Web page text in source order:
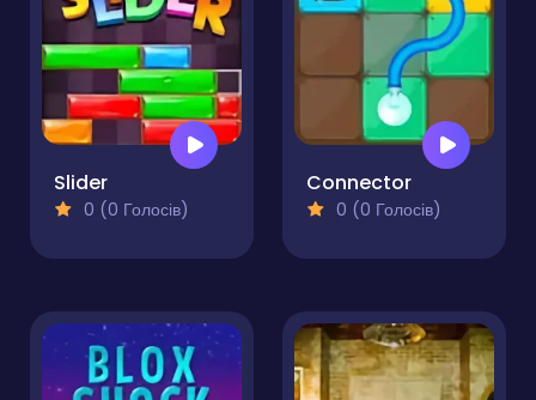
Slider
0 (0 Голосів)
Connector
0 (0 Голосів)